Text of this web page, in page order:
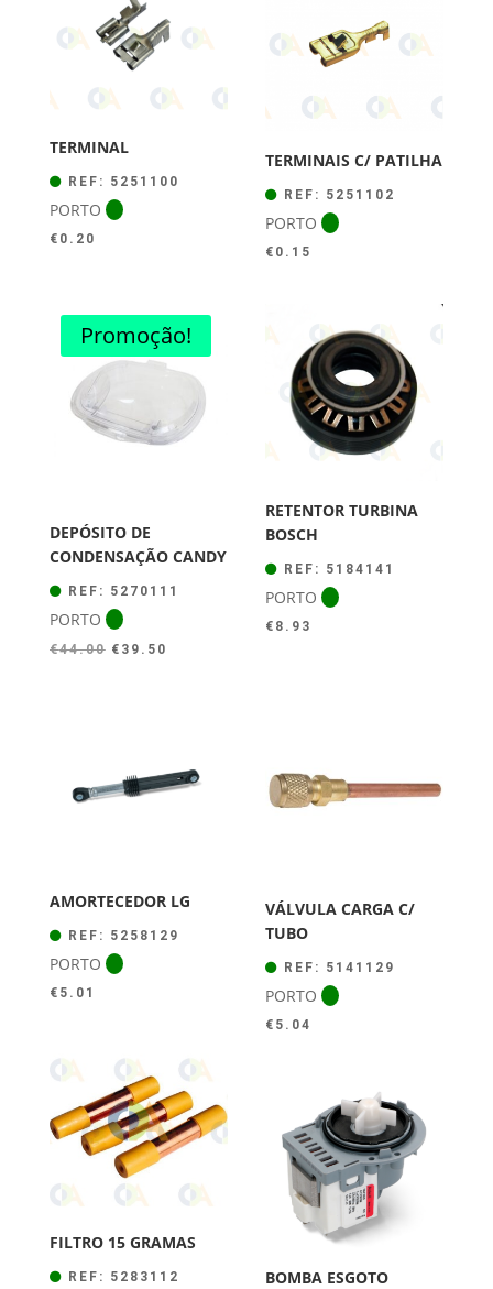
TERMINAL
REF: 5251100
PORTO
€ 0.20
TERMINAIS C/ PATILHA
REF: 5251102
PORTO
€ 0.15
Promoção!
DEPÓSITO DE
CONDENSAÇÃO CANDY
REF: 5270111
PORTO
€44.00 O
€ 39.50
RETENTOR TURBINA
BOSCH
REF: 5184141
PORTO
€ 8.93
AMORTECEDOR LG
REF: 5258129
PORTO
€ 5.01
VÁLVULA CARGA C/
TUBO
REF: 5141129
PORTO
€ 5.04
FILTRO 15 GRAMAS
REF: 5283112
BOMBA ESGOTO